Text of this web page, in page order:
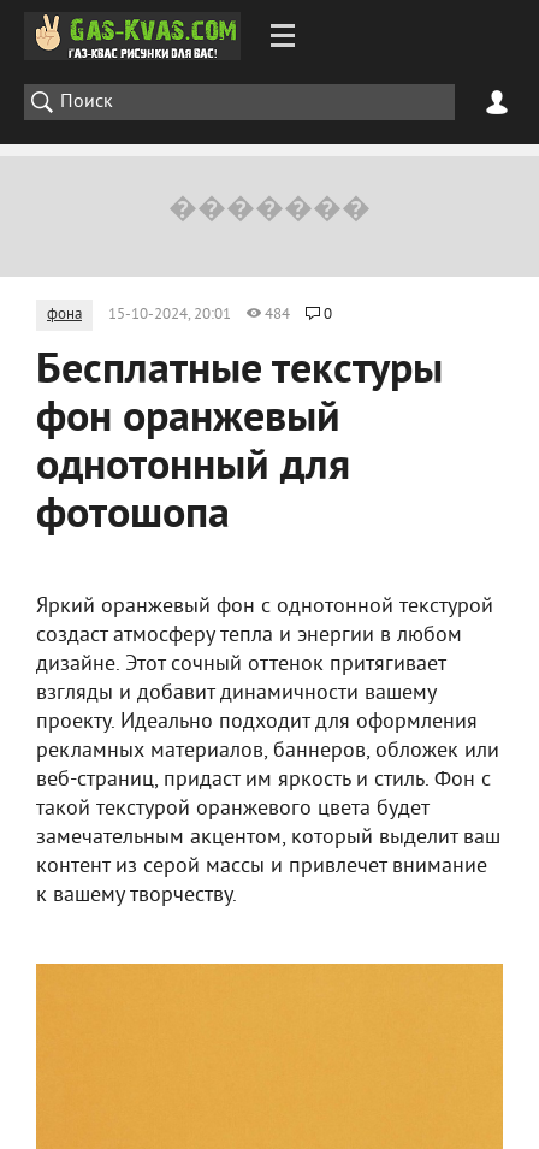
фона 15-10-2024, 20:01 484 0
Бесплатные текстуры
фон оранжевый
однотонный для
фотошопа
Яркий оранжевый фон с однотонной текстурой
создаст атмосферу тепла и энергии в любом
дизайне. Этот сочный оттенок притягивает
взгляды и добавит динамичности вашему
проекту. Идеально подходит для оформления
рекламных материалов, баннеров, обложек или
веб-страниц, придаст им яркость и стиль. Фон с
такой текстурой оранжевого цвета будет
замечательным акцентом, который выделит ваш
контент из серой массы и привлечет внимание
к вашему творчеству.